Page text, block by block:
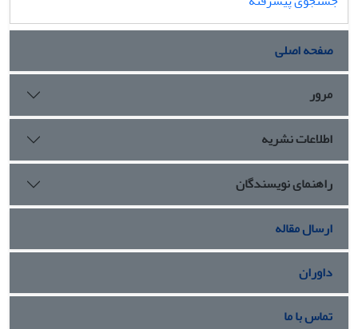
صفحه اصلی
مرور
اطلاعات نشریه
راهنمای نویسندگان
ارسال مقاله
داوران
تماس با ما